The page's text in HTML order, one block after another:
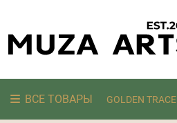
ВСЕ ТОВАРЫ GOLDEN TRACE